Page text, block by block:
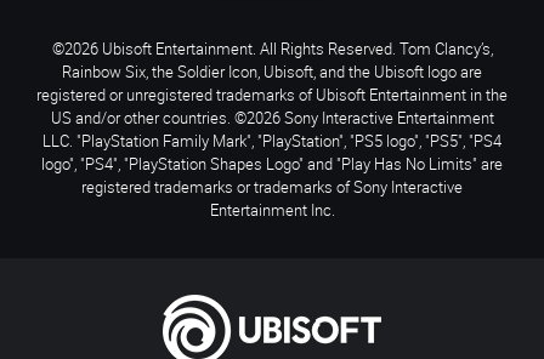
©2026 Ubisoft Entertainment. All Rights Reserved. Tom Clancy’s,
Rainbow Six, the Soldier Icon, Ubisoft, and the Ubisoft logo are
registered or unregistered trademarks of Ubisoft Entertainment in the
US and/or other countries. ©2026 Sony Interactive Entertainment
LLC. "PlayStation Family Mark", "PlayStation", "PS5 logo", "PS5", "PS4
logo", "PS4", "PlayStation Shapes Logo" and "Play Has No Limits" are
registered trademarks or trademarks of Sony Interactive
Entertainment Inc.